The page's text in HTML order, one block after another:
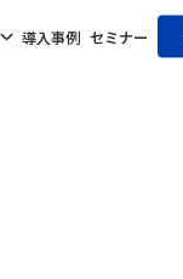
導入事例 セミナー